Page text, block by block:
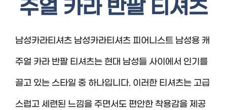
주얼 카라 반팔 티셔츠
남성카라티셔츠 남성카라티셔츠 피어니스트 남성용 캐
주얼 카라 반팔 티셔츠는 현대 남성들 사이에서 인기를
끌고 있는 스타일 중 하나입니다. 이러한 티셔츠는 고급
스럽고 세련된 느낌을 주면서도 편안한 착용감을 제공